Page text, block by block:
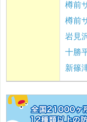
樽前
樽前
岩見
十勝
新篠